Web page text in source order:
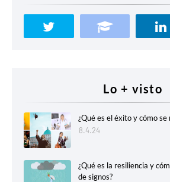
Lo + visto
¿Qué es el éxito y cómo se
8.4.24
¿Qué es la resiliencia y
de signos?